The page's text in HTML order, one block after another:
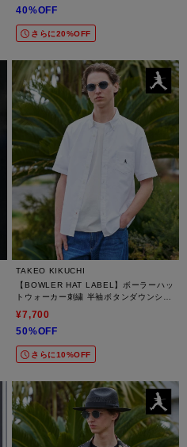
40%OFF
さらに20%OFF
TAKEO KIKUCHI
【BOWLER HAT LABEL】ボーラーハッ
トウォーカー刺繍 半袖ボタンダウンシャ
¥7,700
50%OFF
さらに10%OFF